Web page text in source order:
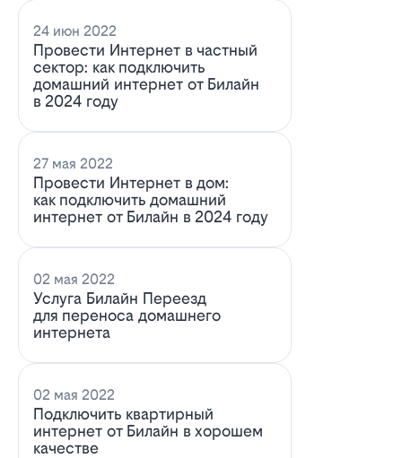
24 июн 2022
Провести Интернет в частный
сектор: как подключить
домашний интернет от Билайн
в 2024 году
27 мая 2022
Провести Интернет в дом:
как подключить домашний
интернет от Билайн в 2024 году
02 мая 2022
Услуга Билайн Переезд
для переноса домашнего
интернета
02 мая 2022
Подключить квартирный
интернет от Билайн в хорошем
качестве